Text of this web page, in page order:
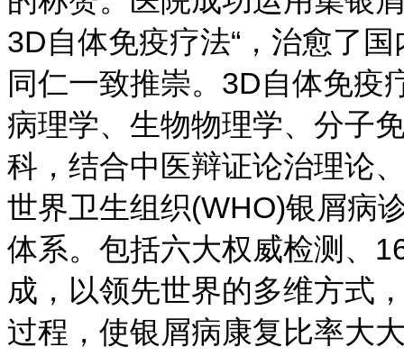
3D自体免疫疗法“，治愈了
同仁一致推崇。3D自体免疫
病理学、生物物理学、分子
科，结合中医辩证论治理论
世界卫生组织(WHO)银屑病
体系。包括六大权威检测、
成，以领先世界的多维方式
过程，使银屑病康复比率大